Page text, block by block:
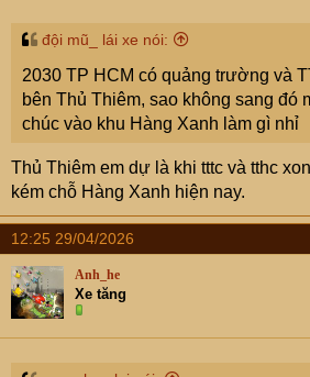
đội mũ_ lái xe nói:
2030 TP HCM có quảng trường và
bên Thủ Thiêm, sao không sang đó
chúc vào khu Hàng Xanh làm gì nhỉ
Thủ Thiêm em dự là khi tttc và tthc
kém chỗ Hàng Xanh hiện nay.
12:25 29/04/2026
Anh_he
Xe tăng